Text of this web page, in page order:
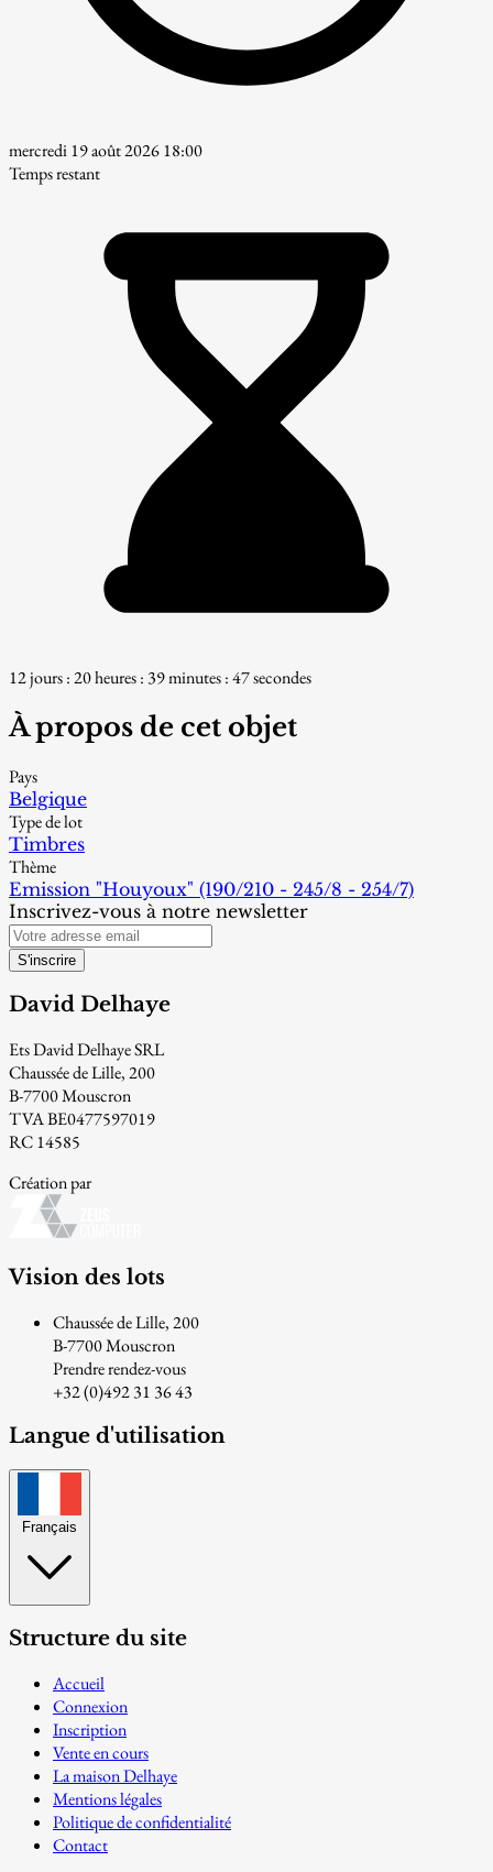
mercredi 19 août 2026 18:00
Temps restant
12 jours : 20 heures : 39 minutes : 47 secondes
À propos de cet objet
Pays
Belgique
Type de lot
Timbres
Thème
Emission "Houyoux" (190/210 - 245/8 - 254/7)
Inscrivez-vous à notre newsletter
S'inscrire
David Delhaye
Ets David Delhaye SRL
Chaussée de Lille, 200
B-7700 Mouscron
TVA BE0477597019
RC 14585
Création par
Vision des lots
Chaussée de Lille, 200
B-7700 Mouscron
Prendre rendez-vous
+32 (0)492 31 36 43
Langue d'utilisation
Français
Structure du site
Accueil
Connexion
Inscription
Vente en cours
La maison Delhaye
Mentions légales
Politique de confidentialité
Contact